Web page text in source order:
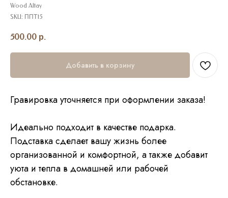
Wood Altay
SKU: ППТ15
500.00 р.
Добавить в корзину
Гравировка уточняется при оформлении заказа!
Идеально подходит в качестве подарка.
Подставка сделает вашу жизнь более
организованной и комфортной, а также добавит
уюта и тепла в домашней или рабочей
обстановке.